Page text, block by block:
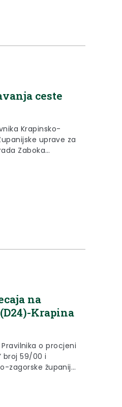
ceste
Krapinsko-
uprave za
Zaboka
- Hum Zabočki
na
Krapina
o procjeni
broj 59/00 i
zagorske županije
Studiju utjecaja